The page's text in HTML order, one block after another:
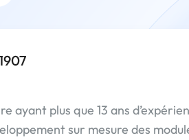
ayant plus que 13 ans
sur mesure des